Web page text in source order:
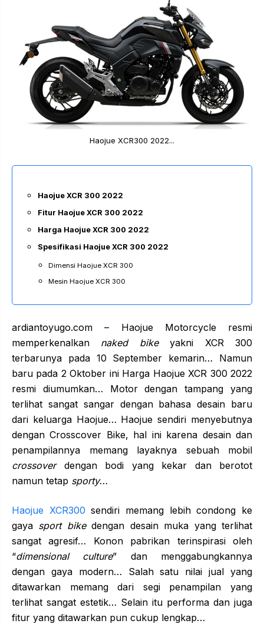
Haojue XCR300 2022...
Haojue XCR 300 2022
Fitur Haojue XCR 300 2022
Harga Haojue XCR 300 2022
Spesifikasi Haojue XCR 300 2022
Dimensi Haojue XCR 300
Mesin Haojue XCR 300
ardiantoyugo.com – Haojue Motorcycle resmi
memperkenalkan naked bikeyakni XCR 300
terbarunya pada 10 September kemarin… Namun
baru pada 2 Oktober ini Harga Haojue XCR 300 2022
resmi diumumkan… Motor dengan tampang yang
terlihat sangat sangar dengan bahasa desain baru
dari keluarga Haojue… Haojue sendiri menyebutnya
dengan Crosscover Bike, hal ini karena desain dan
penampilannya memang layaknya sebuah mobil
crossoverdengan bodi yang kekar dan berotot
namun tetap sporty…
Haojue XCR300 sendiri memang lebih condong ke
gaya sport bikedengan desain muka yang terlihat
sangat agresif… Konon pabrikan terinspirasi oleh
“dimensional culture” dan menggabungkannya
dengan gaya modern… Salah satu nilai jual yang
ditawarkan memang dari segi penampilan yang
terlihat sangat estetik… Selain itu performa dan juga
fitur yang ditawarkan pun cukup lengkap…